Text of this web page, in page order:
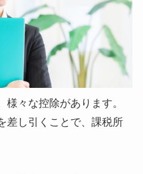
々な控除があります。
差し引くことで、課税所